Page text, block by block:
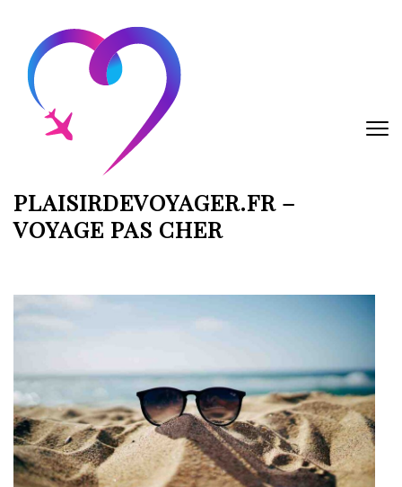
contenu
(Pressez
Entrée)
PLAISIRDEVOYAGER.FR –
VOYAGE PAS CHER